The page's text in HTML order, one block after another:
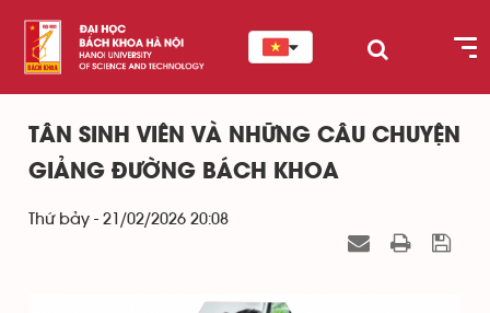
TÂN SINH VIÊN VÀ NHỮNG CÂU CHUYỆN
GIẢNG ĐƯỜNG BÁCH KHOA
Thứ bảy - 21/02/2026 20:08